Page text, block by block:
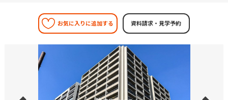
お気に入りに追加する